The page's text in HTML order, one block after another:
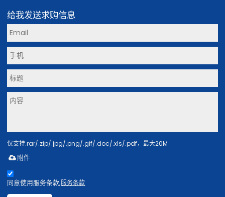
给我发送求购信息
仅支持.rar/.zip/.jpg/.png/.gif/.doc/.xls/.pdf，最大20M
附件
同意使用服务条款,服务条款